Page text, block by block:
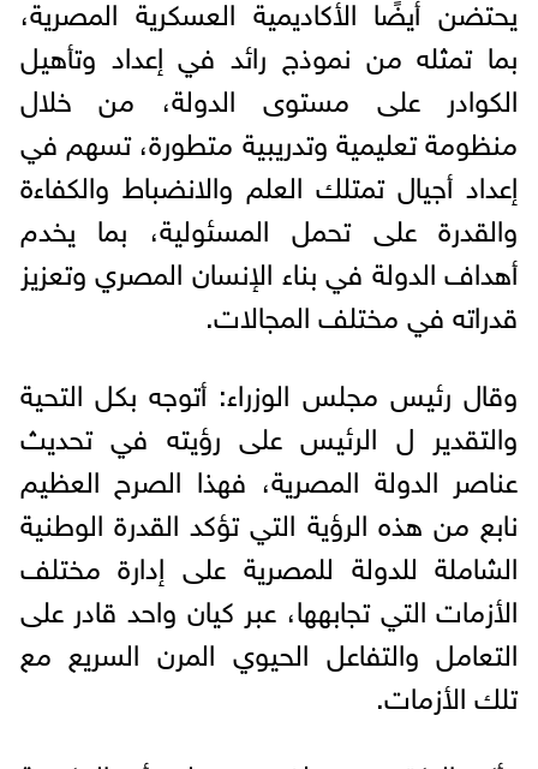
بما تمثله من نموذج رائد في إعداد وتأهيل
الكوادر على مستوى الدولة، من خلال
منظومة تعليمية وتدريبية متطورة، تسهم في
إعداد أجيال تمتلك العلم والانضباط والكفاءة
والقدرة على تحمل المسئولية، بما يخدم
أهداف الدولة في بناء الإنسان المصري وتعزيز
قدراته في مختلف المجالات.
وقال رئيس مجلس الوزراء: أتوجه بكل التحية
والتقدير ل الرئيس على رؤيته في تحديث
عناصر الدولة المصرية، فهذا الصرح العظيم
نابع من هذه الرؤية التي تؤكد القدرة الوطنية
الشاملة للدولة للمصرية على إدارة مختلف
الأزمات التي تجابهها، عبر كيان واحد قادر على
التعامل والتفاعل الحيوي المرن السريع مع
تلك الأزمات.